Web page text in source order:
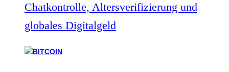
Chatkontrolle, Altersverifizierung und
globales Digitalgeld